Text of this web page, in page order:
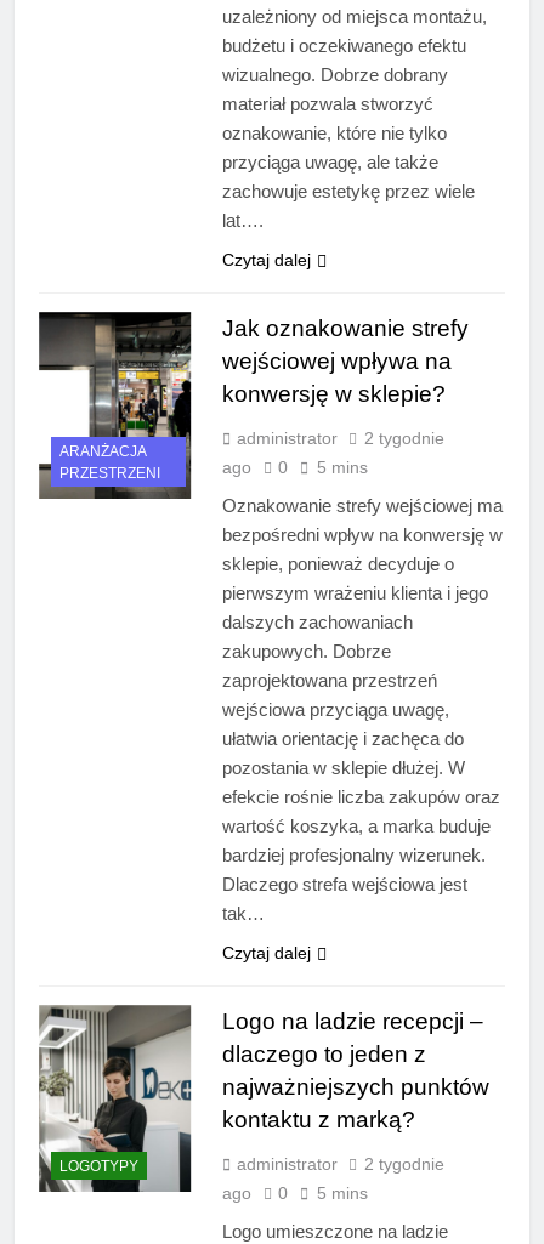
uzależniony od miejsca montażu,
budżetu i oczekiwanego efektu
wizualnego. Dobrze dobrany
materiał pozwala stworzyć
oznakowanie, które nie tylko
przyciąga uwagę, ale także
zachowuje estetykę przez wiele
lat….
Czytaj dalej
ARANŻACJA
PRZESTRZENI
Jak oznakowanie strefy
wejściowej wpływa na
konwersję w sklepie?
administrator
2 tygodnie
ago
0 5 mins
Oznakowanie strefy wejściowej ma
bezpośredni wpływ na konwersję w
sklepie, ponieważ decyduje o
pierwszym wrażeniu klienta i jego
dalszych zachowaniach
zakupowych. Dobrze
zaprojektowana przestrzeń
wejściowa przyciąga uwagę,
ułatwia orientację i zachęca do
pozostania w sklepie dłużej. W
efekcie rośnie liczba zakupów oraz
wartość koszyka, a marka buduje
bardziej profesjonalny wizerunek.
Dlaczego strefa wejściowa jest
tak…
Czytaj dalej
LOGOTYPY
Logo na ladzie recepcji –
dlaczego to jeden z
najważniejszych punktów
kontaktu z marką?
administrator
2 tygodnie
ago
0 5 mins
Logo umieszczone na ladzie